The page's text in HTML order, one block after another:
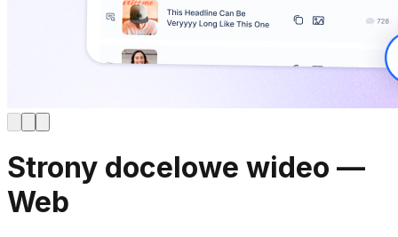
Strony docelowe wideo —
Web